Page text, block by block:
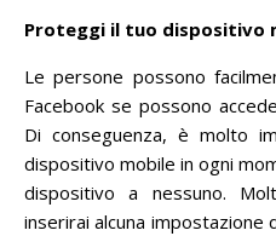
Proteggi il tuo dispositivo
Le persone possono
Facebook se possono
Di conseguenza, è molto
dispositivo mobile in ogni
dispositivo a nessuno.
inserirai alcuna impostazione